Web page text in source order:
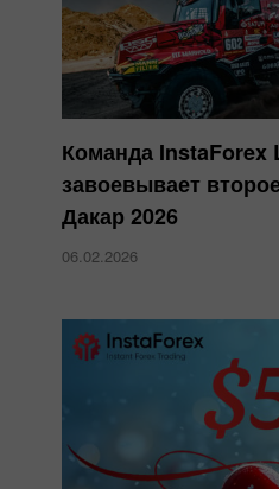
Команда InstaForex
завоевывает
Дакар 2026
06.02.2026